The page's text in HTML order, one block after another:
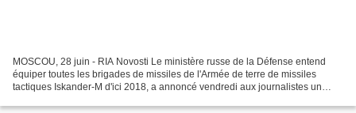
MOSCOU, 28 juin - RIA Novosti Le ministère russe de la Défense entend
équiper toutes les brigades de missiles de l'Armée de terre de missiles
tactiques Iskander-M d'ici 2018, a annoncé vendredi aux journalistes un